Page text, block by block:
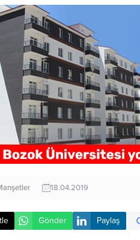
18.04.2019
Gönder Paylaş